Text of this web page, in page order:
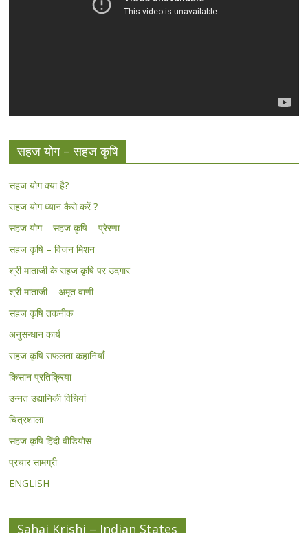
सहज योग – सहज कृषि
सहज योग क्या है?
सहज योग ध्यान कैसे करें ?
सहज योग – सहज कृषि – प्रेरणा
सहज कृषि – विजन मिशन
श्री माताजी के सहज कृषि पर उदगार
श्री माताजी – अमृत वाणी
सहज कृषि तकनीक
अनुसन्धान कार्य
सहज कृषि सफलता कहानियाँ
किसान प्रतिक्रिया
उन्नत उद्यानिकी विधियां
चित्रशाला
सहज कृषि हिंदी वीडियोस
प्रचार सामग्री
ENGLISH
Sahaj Krishi – Indian States